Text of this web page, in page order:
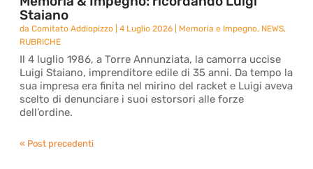
Staiano
daComitato Addiopizzo |4 Luglio 2026 Memoria e Impegno, NEWS,
RUBRICHE
Il 4 luglio 1986, a Torre Annunziata, la camorra uccise
Luigi Staiano, imprenditore edile di 35 anni. Da tempo la
sua impresa era finita nel mirino del racket e Luigi aveva
scelto di denunciare i suoi estorsori alle forze
dell’ordine.
« Post precedenti